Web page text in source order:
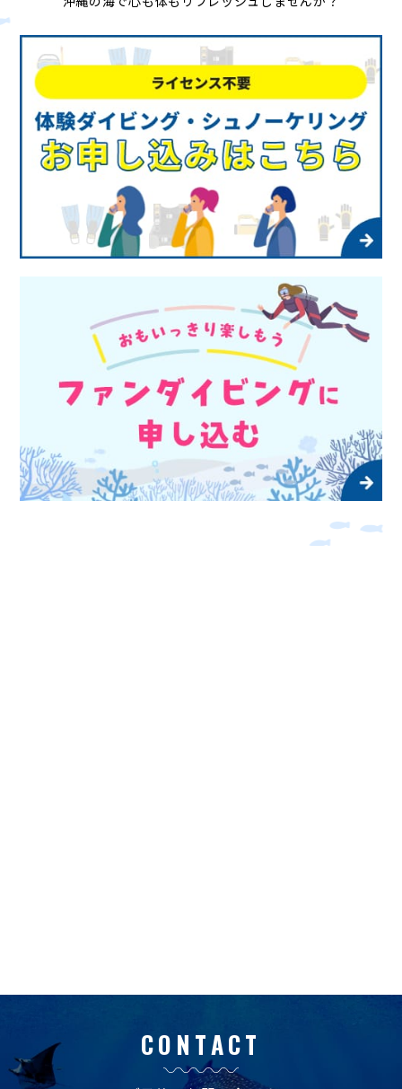
CONTACT